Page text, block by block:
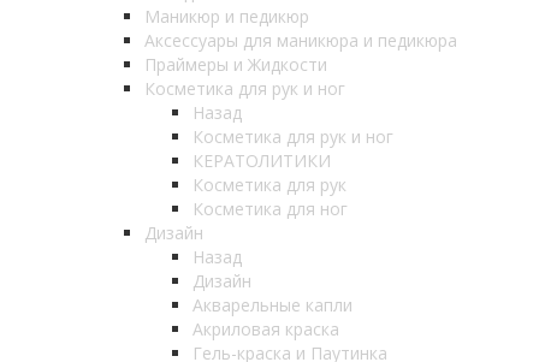
Маникюр и педикюр
Аксессуары для маникюра и педикюра
Праймеры и Жидкости
Косметика для рук и ног
Назад
Косметика для рук и ног
КЕРАТОЛИТИКИ
Косметика для рук
Косметика для ног
Дизайн
Назад
Дизайн
Акварельные капли
Акриловая краска
Гель-краска и Паутинка